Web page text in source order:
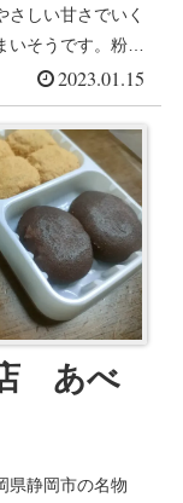
さしい甘さでいく
そうです。粉が
2023.01.15
あべ
県静岡市の名物